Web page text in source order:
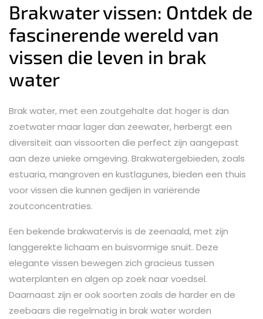
Brakwater vissen: Ontdek de
fascinerende wereld van
vissen die leven in brak
water
Brak water, met een zoutgehalte dat hoger is dan
zoetwater maar lager dan zeewater, herbergt een
diversiteit aan vissoorten die perfect zijn aangepast
aan deze unieke omgeving. Brakwatergebieden, zoals
estuaria, mangroven en kustlagunes, bieden een thuis
voor vissen die kunnen gedijen in variërende
zoutconcentraties.
Een bekende brakwatervis is de zeenaald, met zijn
langgerekte lichaam en buisvormige snuit. Deze
elegante vissen bewegen zich gracieus tussen
waterplanten en algen op zoek naar voedsel.
Daarnaast zijn er ook soorten zoals de harder en de
zeebaars die regelmatig in brak water worden